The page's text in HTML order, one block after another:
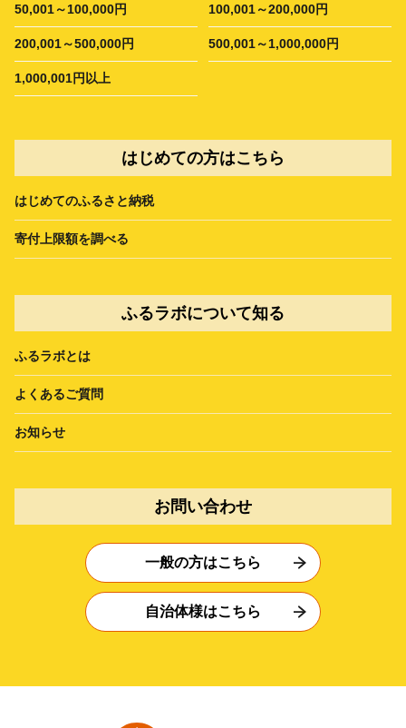
50,001～100,000円 100,001～200,000円
200,001～500,000円 500,001～1,000,000円
1,000,001円以上
はじめての方はこちら
はじめてのふるさと納税
寄付上限額を調べる
ふるラボについて知る
ふるラボとは
よくあるご質問
お知らせ
お問い合わせ
一般の方はこちら
自治体様はこちら